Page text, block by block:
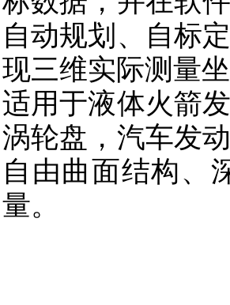
自动规划、自标
现三维实际测量
适用于液体火箭
涡轮盘，汽车发
自由曲面结构、
量。